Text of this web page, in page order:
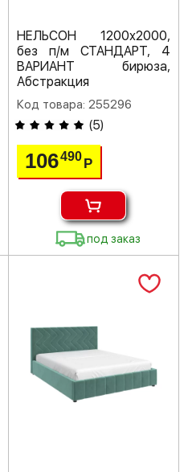
НЕЛЬСОН 1200х2000,
без п/м СТАНДАРТ, 4
ВАРИАНТ бирюза,
Абстракция
Код товара: 255296
(5)
106490 Р
под заказ